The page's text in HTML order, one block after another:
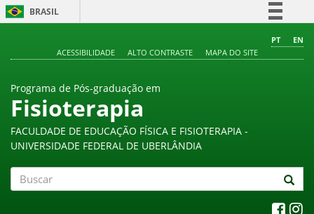
BRASIL
Comunica BR
PT
EN
ACESSIBILIDADE
ALTO CONTRASTE MAPA DO SITE
Programa de Pós-graduação em
Fisioterapia
FACULDADE DE EDUCAÇÃO FÍSICA E FISIOTERAPIA -
UNIVERSIDADE FEDERAL DE UBERLÂNDIA